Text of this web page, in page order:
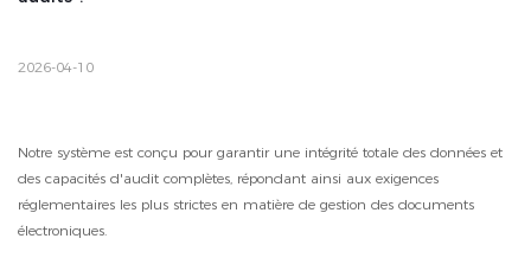
2026-04-10
Notre système est conçu pour garantir une intégrité totale des données et
des capacités d'audit complètes, répondant ainsi aux exigences
réglementaires les plus strictes en matière de gestion des documents
électroniques.